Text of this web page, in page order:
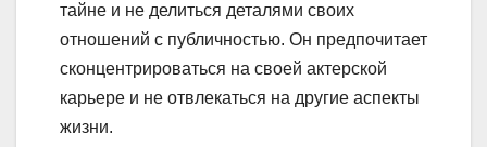
тайне и не делиться деталями своих
отношений с публичностью. Он предпочитает
сконцентрироваться на своей актерской
карьере и не отвлекаться на другие аспекты
жизни.